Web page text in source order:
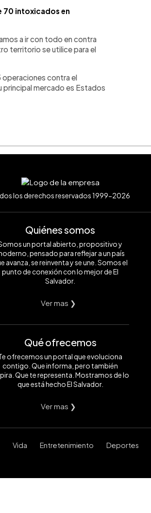
70 intoxicados en
a ir con todo en contra
territorio se utilice para el
operaciones contra el
mercado es Estados
los derechos reservados 1999-2026
Quiénes somos
un portal abierto, propositivo y
pensado para reflejar a un país
avanza, se reinventa y se une. Somos el
punto de conexión con lo mejor de El
Salvador.
Ver mas ❯
Qué ofrecemos
ofrecemos un portal que evoluciona
contigo. Que informa, pero también
Que te representa. Mostramos de lo
que está hecho El Salvador.
Ver mas ❯
Vida Entretenimiento Deportes